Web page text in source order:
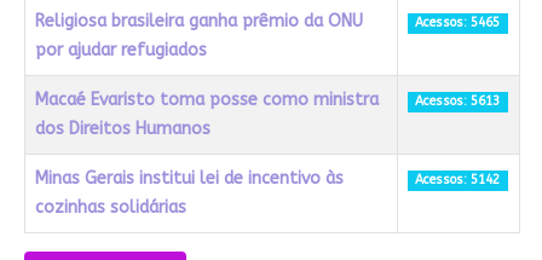
Religiosa brasileira ganha prêmio da ONU
por ajudar refugiados
Acessos: 5465
Macaé Evaristo toma posse como ministra
dos Direitos Humanos
Acessos: 5613
Minas Gerais institui lei de incentivo às
cozinhas solidárias
Acessos: 5142